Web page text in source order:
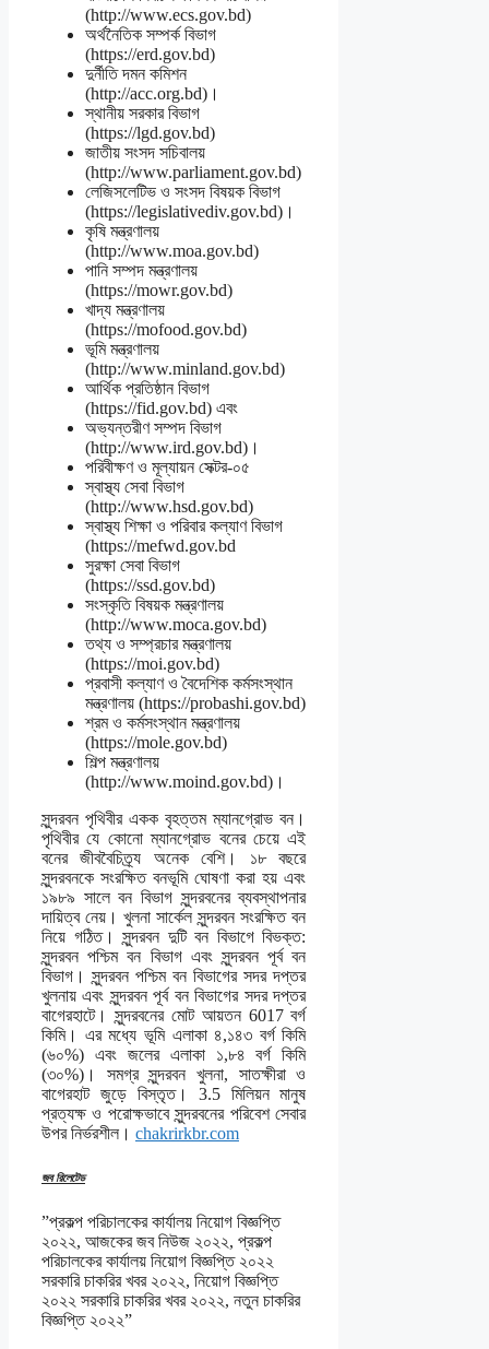
(http://www.ecs.gov.bd)
অর্থনৈতিক সম্পর্ক বিভাগ
(https://erd.gov.bd)
দুর্নীতি দমন কমিশন
(http://acc.org.bd)।
স্থানীয় সরকার বিভাগ
(https://lgd.gov.bd)
জাতীয় সংসদ সচিবালয়
(http://www.parliament.gov.bd)
লেজিসলেটিভ ও সংসদ বিষয়ক বিভাগ
(https://legislativediv.gov.bd)।
কৃষি মন্ত্রণালয়
(http://www.moa.gov.bd)
পানি সম্পদ মন্ত্রণালয়
(https://mowr.gov.bd)
খাদ্য মন্ত্রণালয়
(https://mofood.gov.bd)
ভূমি মন্ত্রণালয়
(http://www.minland.gov.bd)
আর্থিক প্রতিষ্ঠান বিভাগ
(https://fid.gov.bd) এবং
অভ্যন্তরীণ সম্পদ বিভাগ
(http://www.ird.gov.bd)।
পরিবীক্ষণ ও মূল্যায়ন সেক্টর-০৫
স্বাস্থ্য সেবা বিভাগ
(http://www.hsd.gov.bd)
স্বাস্থ্য শিক্ষা ও পরিবার কল্যাণ বিভাগ
(https://mefwd.gov.bd
সুরক্ষা সেবা বিভাগ
(https://ssd.gov.bd)
সংস্কৃতি বিষয়ক মন্ত্রণালয়
(http://www.moca.gov.bd)
তথ্য ও সম্প্রচার মন্ত্রণালয়
(https://moi.gov.bd)
প্রবাসী কল্যাণ ও বৈদেশিক কর্মসংস্থান
মন্ত্রণালয় (https://probashi.gov.bd)
শ্রম ও কর্মসংস্থান মন্ত্রণালয়
(https://mole.gov.bd)
শিল্প মন্ত্রণালয়
(http://www.moind.gov.bd)।
সুন্দরবন পৃথিবীর একক বৃহত্তম ম্যানগ্রোভ বন।
পৃথিবীর যে কোনো ম্যানগ্রোভ বনের চেয়ে এই
বনের জীববৈচিত্র্য অনেক বেশি। ১৮ বছরে
সুন্দরবনকে সংরক্ষিত বনভূমি ঘোষণা করা হয় এবং
১৯৮৯ সালে বন বিভাগ সুন্দরবনের ব্যবস্থাপনার
দায়িত্ব নেয়। খুলনা সার্কেল সুন্দরবন সংরক্ষিত বন
নিয়ে গঠিত। সুন্দরবন দুটি বন বিভাগে বিভক্ত:
সুন্দরবন পশ্চিম বন বিভাগ এবং সুন্দরবন পূর্ব বন
বিভাগ। সুন্দরবন পশ্চিম বন বিভাগের সদর দপ্তর
খুলনায় এবং সুন্দরবন পূর্ব বন বিভাগের সদর দপ্তর
বাগেরহাটে। সুন্দরবনের মোট আয়তন 6017 বর্গ
কিমি। এর মধ্যে ভূমি এলাকা ৪,১৪৩ বর্গ কিমি
(৬০%) এবং জলের এলাকা ১,৮৪ বর্গ কিমি
(৩০%)। সমগ্র সুন্দরবন খুলনা, সাতক্ষীরা ও
বাগেরহাট জুড়ে বিস্তৃত। 3.5 মিলিয়ন মানুষ
প্রত্যক্ষ ও পরোক্ষভাবে সুন্দরবনের পরিবেশ সেবার
উপর নির্ভরশীল। chakrirkbr.com
জব রিলেটেড
”প্রকল্প পরিচালকের কার্যালয় নিয়োগ বিজ্ঞপ্তি
২০২২, আজকের জব নিউজ ২০২২, প্রকল্প
পরিচালকের কার্যালয় নিয়োগ বিজ্ঞপ্তি ২০২২
সরকারি চাকরির খবর ২০২২, নিয়োগ বিজ্ঞপ্তি
২০২২ সরকারি চাকরির খবর ২০২২, নতুন চাকরির
বিজ্ঞপ্তি ২০২২”